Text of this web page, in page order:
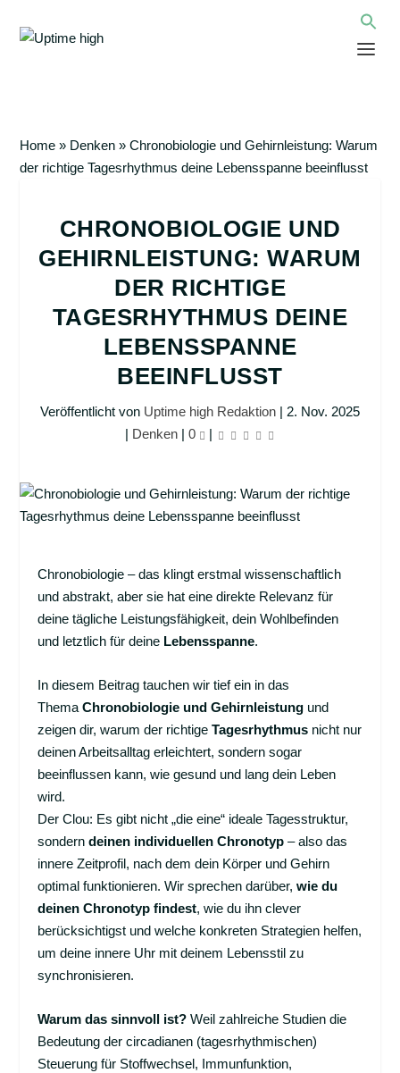
Home » Denken » Chronobiologie und Gehirnleistung: Warum
der richtige Tagesrhythmus deine Lebensspanne beeinflusst
CHRONOBIOLOGIE UND
GEHIRNLEISTUNG: WARUM
DER RICHTIGE
TAGESRHYTHMUS DEINE
LEBENSSPANNE
BEEINFLUSST
Veröffentlicht von Uptime high Redaktion | 2. Nov. 2025
| Denken | 0 |
Chronobiologie – das klingt erstmal wissenschaftlich
und abstrakt, aber sie hat eine direkte Relevanz für
deine tägliche Leistungsfähigkeit, dein Wohlbefinden
und letztlich für deine Lebensspanne.
In diesem Beitrag tauchen wir tief ein in das
ThemaChronobiologie und Gehirnleistung und
zeigen dir, warum der richtigeTagesrhythmus nicht nur
deinen Arbeitsalltag erleichtert, sondern sogar
beeinflussen kann, wie gesund und lang dein Leben
wird.
Der Clou: Es gibt nicht „die eine“ ideale Tagesstruktur,
sonderndeinen individuellen Chronotyp – also das
innere Zeitprofil, nach dem dein Körper und Gehirn
optimal funktionieren. Wir sprechen darüber,wie du
deinen Chronotyp findest, wie du ihn clever
berücksichtigst und welche konkreten Strategien helfen,
um deine innere Uhr mit deinem Lebensstil zu
synchronisieren.
Warum das sinnvoll ist? Weil zahlreiche Studien die
Bedeutung der circadianen (tagesrhythmischen)
Steuerung für Stoffwechsel, Immunfunktion,